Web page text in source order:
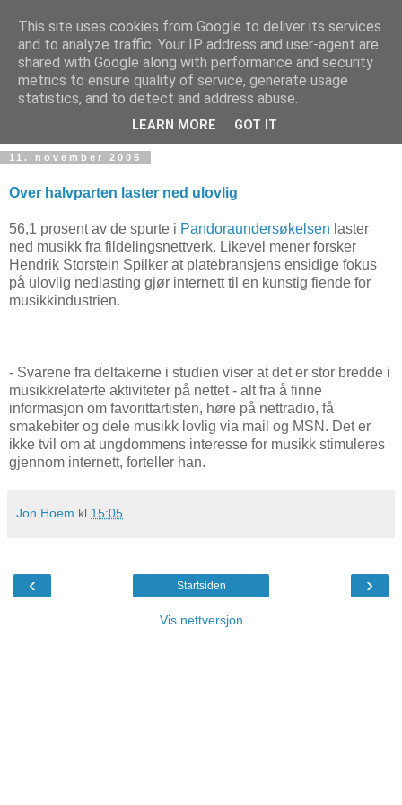
Teknologinyheter
11. november 2005
Over halvparten laster ned ulovlig
56,1 prosent av de spurte i Pandoraundersøkelsen laster
ned musikk fra fildelingsnettverk. Likevel mener forsker
Hendrik Storstein Spilker at platebransjens ensidige fokus
på ulovlig nedlasting gjør internett til en kunstig fiende for
musikkindustrien.
- Svarene fra deltakerne i studien viser at det er stor bredde i
musikkrelaterte aktiviteter på nettet - alt fra å finne
informasjon om favorittartisten, høre på nettradio, få
smakebiter og dele musikk lovlig via mail og MSN. Det er
ikke tvil om at ungdommens interesse for musikk stimuleres
gjennom internett, forteller han.
Jon Hoem kl 15:05
‹ ›
Startsiden
Vis nettversjon
This site uses cookies from Google to deliver its services
and to analyze traffic. Your IP address and user-agent are
shared with Google along with performance and security
metrics to ensure quality of service, generate usage
statistics, and to detect and address abuse.
LEARN MORE GOT IT